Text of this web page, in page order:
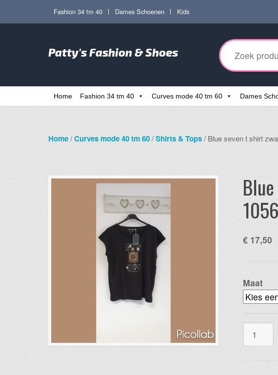
Ga
navigatie
Ga
de
inhoud
Fashion 34 tm 40 Dames Schoenen Kids
Patty's Fashion & Shoes
Zoeken
naar:
Home Fashion 34 tm 40 Curves mode 40 tm 60 Dames
Home/Curves mode 40 tm 60/Shirts & Tops/ Blue seven t shirt
€17,50
Maat
seven